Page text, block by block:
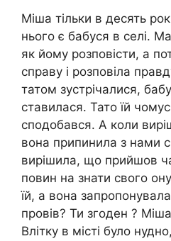
Міша тільки в десять
нього є бабуся в селі.
як йому розповісти, а
справу і розповіла
татом зустрічалися,
ставилася. Тато їй
сподобався. А коли
вона припинила з нами
вирішила, що прийшов
повин на знати свого
їй, а вона
провів? Ти згоден ?
Влітку в місті було